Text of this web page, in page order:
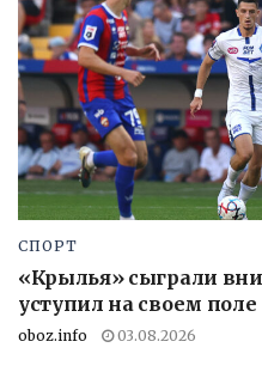
СПОРТ
«Крылья» сыграли
уступил на своем поле
oboz.info 03.08.2026